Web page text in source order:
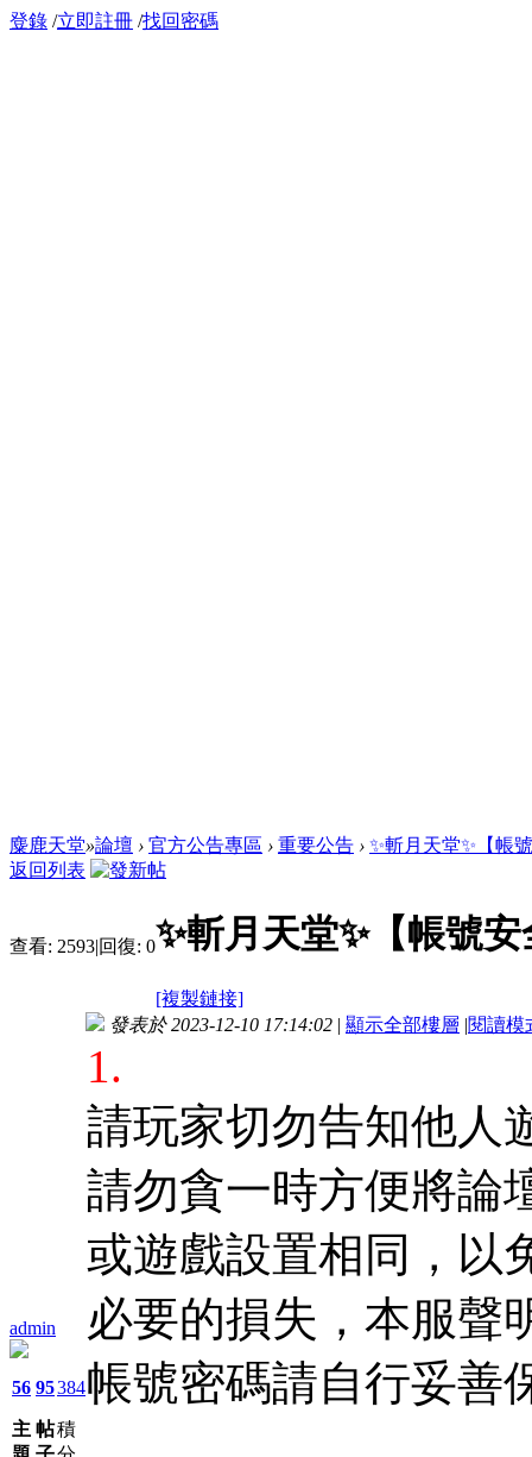
登錄 /立即註冊 /找回密碼
麋鹿天堂»論壇 › 官方公告專區 › 重要公告 › ✨斬月天堂✨【帳
返回列表
查看: 2593|回復: 0✨斬月天堂✨【帳號
[複製鏈接]
admin
56
主
95
帖
384
積
發表於 2023-12-10 17:14:02 | 顯示全部樓層 |閱讀模
1.
請玩家切勿告知他人
請勿貪一時方便將論
或遊戲設置相同，以
必要的損失，本服聲
帳號密碼請自行妥善